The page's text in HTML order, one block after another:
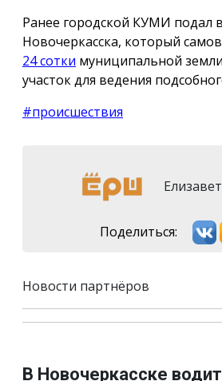
Ранее городской КУМИ подал
Новочеркасска, который
24 сотки муниципальной
участок для ведения
#происшествия
Поделиться:
Новости партнёров
В Новочеркасске